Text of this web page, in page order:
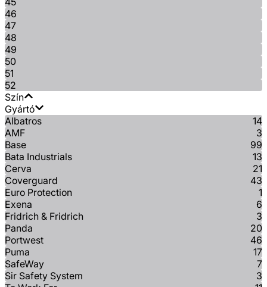
46
47
48
49
50
51
52
Szín
Gyártó
Albatros
14
AMF
3
Base
99
Bata Industrials
13
Cerva
21
Coverguard
43
Euro Protection
1
Exena
6
Fridrich & Fridrich
3
Panda
20
Portwest
46
Puma
17
SafeWay
7
Sir Safety System
3